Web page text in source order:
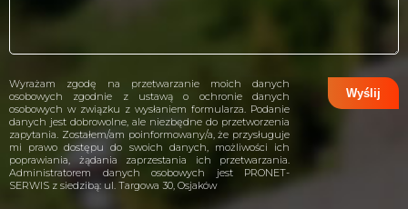
Wyrażam zgodę na przetwarzanie moich danych
osobowych zgodnie z ustawą o ochronie danych
osobowych w związku z wysłaniem formularza. Podanie
danych jest dobrowolne, ale niezbędne do przetworzenia
zapytania. Zostałem/am poinformowany/a, że przysługuje
mi prawo dostępu do swoich danych, możliwości ich
poprawiania, żądania zaprzestania ich przetwarzania.
Administratorem danych osobowych jest PRONET-
SERWIS z siedzibą: ul. Targowa 30, Osjaków